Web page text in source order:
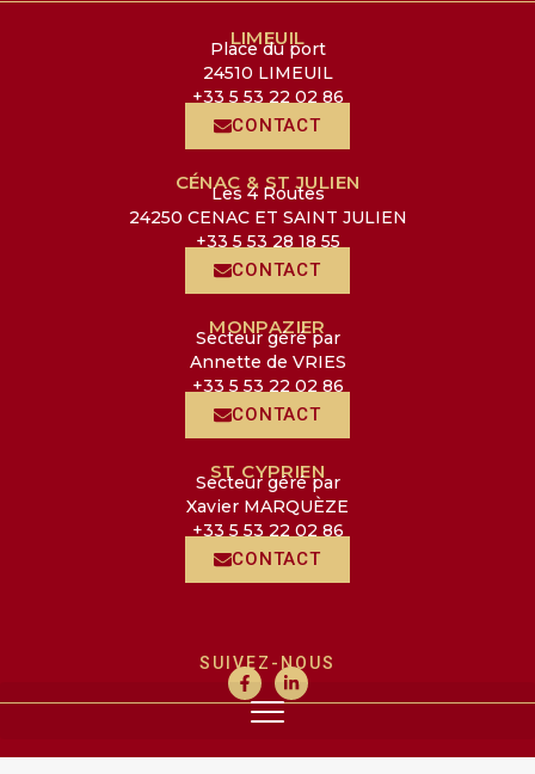
LIMEUIL
Place du port
24510 LIMEUIL
+33 5 53 22 02 86
CONTACT
CÉNAC & ST JULIEN
Les 4 Routes
24250 CENAC ET SAINT JULIEN
+33 5 53 28 18 55
CONTACT
MONPAZIER
Secteur géré par
Annette de VRIES
+33 5 53 22 02 86
CONTACT
ST CYPRIEN
Secteur géré par
Xavier MARQUÈZE
+33 5 53 22 02 86
CONTACT
SUIVEZ-NOUS